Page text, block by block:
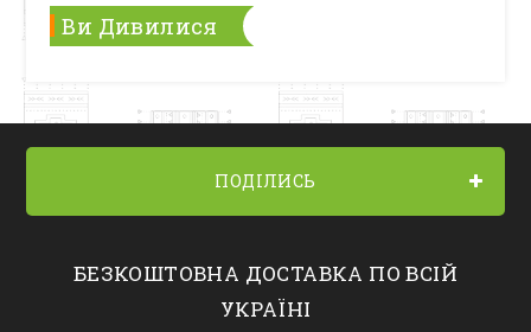
Ви Дивилися
ПОДІЛИСЬ
БЕЗКОШТОВНА ДОСТАВКА ПО ВСІЙ
УКРАЇНІ